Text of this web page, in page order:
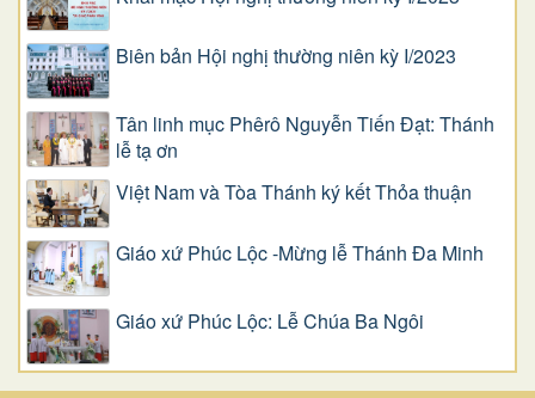
Biên bản Hội nghị thường niên kỳ I/2023
Tân linh mục Phêrô Nguyễn Tiến Đạt: Thánh
lễ tạ ơn
Việt Nam và Tòa Thánh ký kết Thỏa thuận
Giáo xứ Phúc Lộc -Mừng lễ Thánh Đa Minh
Giáo xứ Phúc Lộc: Lễ Chúa Ba Ngôi